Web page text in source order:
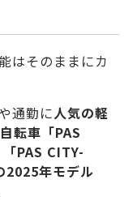
はそのままにカ
通勤に人気の軽
転車「PAS
PAS CITY-
年モデル